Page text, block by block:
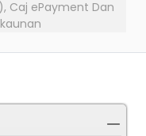
Caj ePayment Dan